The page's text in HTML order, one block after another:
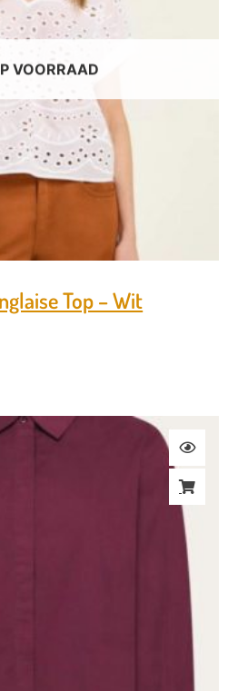
VOORRAAD
Top – Wit